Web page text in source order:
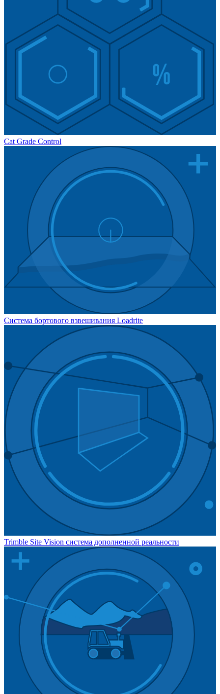
Cat Grade Control
Система бортового взвешивания Loadrite
Trimble Site Vision система дополненной реальности